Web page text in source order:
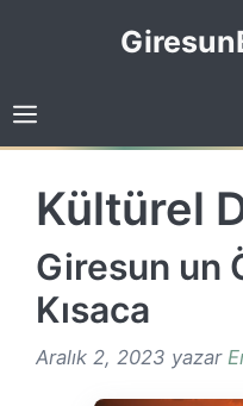
Kültürel
Giresun un
Kısaca
Aralık 2, 2023 yazar